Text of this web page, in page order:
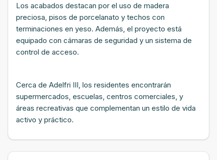
Los acabados destacan por el uso de madera
preciosa, pisos de porcelanato y techos con
terminaciones en yeso. Además, el proyecto está
equipado con cámaras de seguridad y un sistema de
control de acceso.
Cerca de Adelfri III, los residentes encontrarán
supermercados, escuelas, centros comerciales, y
áreas recreativas que complementan un estilo de vida
activo y práctico.